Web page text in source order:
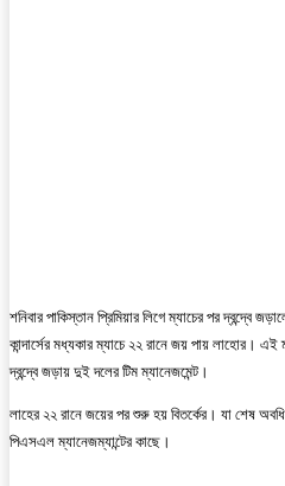
শনিবার পাকিস্তান প্রিমিয়ার লিগে ম্যাচের পর দ্বন্দ্বে
কান্দার্সের মধ্যকার ম্যাচে ২২ রানে জয় পায় লাহোর।
দ্বন্দ্বে জড়ায় দুই দলের টিম ম্যানেজমেন্ট।
লাহের ২২ রানে জয়ের পর শুরু হয় বিতর্কের। যা শেষ
পিএসএল ম্যানেজম্যান্টের কাছে।